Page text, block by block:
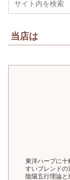
当店は
東洋ハーブに十
すいブレンドの
陰陽五行理論と